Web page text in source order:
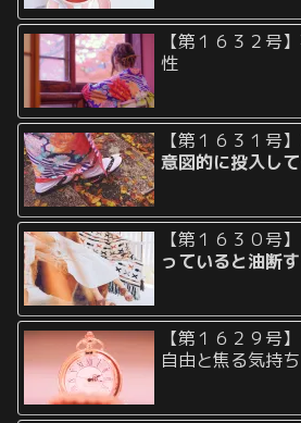
【第１６３２号
性
【第１６３１号】
意図的に投入し
【第１６３０号】
っていると油断
【第１６２９号
自由と焦る気持ち